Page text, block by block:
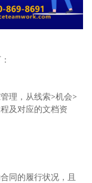
理，从线索>机会>
及对应的文档资
同的履行状况，且